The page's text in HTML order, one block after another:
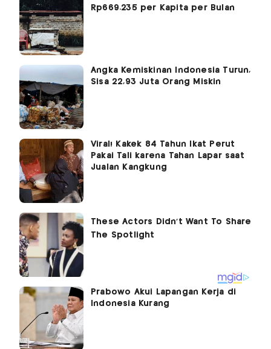
Rp669.235 per Kapita per Bulan
Angka Kemiskinan Indonesia Turun,
Sisa 22,93 Juta Orang Miskin
Viral! Kakek 84 Tahun Ikat Perut
Pakai Tali karena Tahan Lapar saat
Jualan Kangkung
Prabowo Akui Lapangan Kerja di
Indonesia Kurang